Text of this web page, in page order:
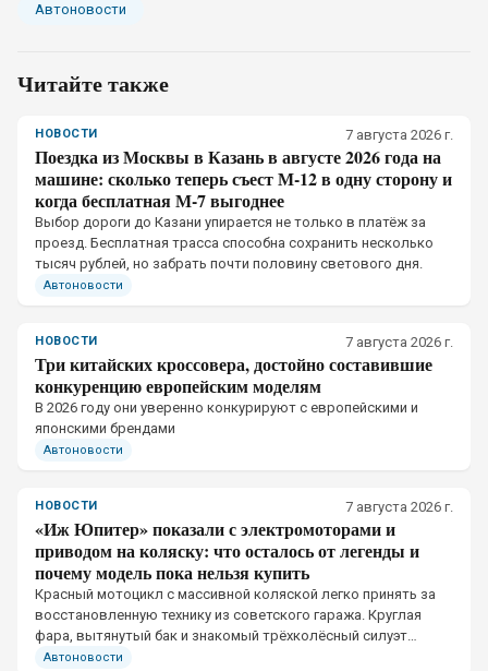
Автоновости
Читайте также
НОВОСТИ 7 августа 2026 г.
Поездка из Москвы в Казань в августе 2026 года на
машине: сколько теперь съест М-12 в одну сторону и
когда бесплатная М-7 выгоднее
Выбор дороги до Казани упирается не только в платёж за
проезд. Бесплатная трасса способна сохранить несколько
тысяч рублей, но забрать почти половину светового дня.
Автоновости
НОВОСТИ 7 августа 2026 г.
Три китайских кроссовера, достойно составившие
конкуренцию европейским моделям
В 2026 году они уверенно конкурируют с европейскими и
японскими брендами
Автоновости
НОВОСТИ 7 августа 2026 г.
«Иж Юпитер» показали с электромоторами и
приводом на коляску: что осталось от легенды и
почему модель пока нельзя купить
Красный мотоцикл с массивной коляской легко принять за
восстановленную технику из советского гаража. Круглая
фара, вытянутый бак и знакомый трёхколёсный силуэт
рассчитаны именно на такое первое впечатление
Автоновости